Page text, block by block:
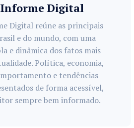
Digital
Digital reúne as principais
e do mundo, com uma
e dinâmica dos fatos mais
Política, economia,
e tendências
de forma acessível,
sempre bem informado.